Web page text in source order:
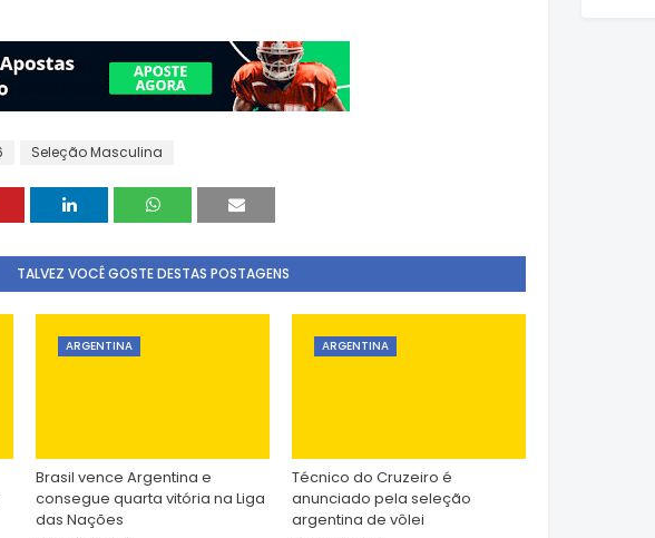
Seleção Masculina
TALVEZ VOCÊ GOSTE DESTAS POSTAGENS
ARGENTINA
Brasil vence Argentina e
consegue quarta vitória na Liga
das Nações
ARGENTINA
Técnico do Cruzeiro é
anunciado pela seleção
argentina de vôlei